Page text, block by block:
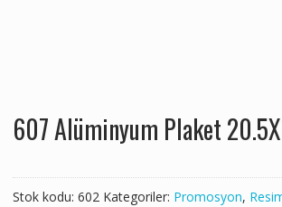
607 Alüminyum Plaket
Stok kodu: 602 Kategoriler: Promosyon,